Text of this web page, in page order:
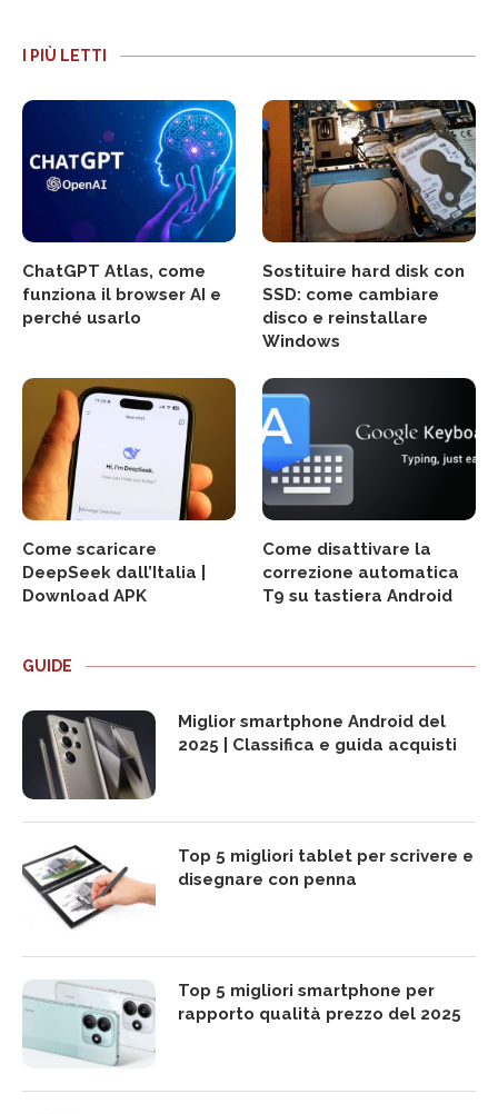
I PIÙ LETTI
ChatGPT Atlas, come
funziona il browser AI e
perché usarlo
Sostituire hard disk con
SSD: come cambiare
disco e reinstallare
Windows
Come scaricare
DeepSeek dall’Italia |
Download APK
Come disattivare la
correzione automatica
T9 su tastiera Android
GUIDE
Miglior smartphone Android del
2025 | Classifica e guida acquisti
Top 5 migliori tablet per scrivere e
disegnare con penna
Top 5 migliori smartphone per
rapporto qualità prezzo del 2025